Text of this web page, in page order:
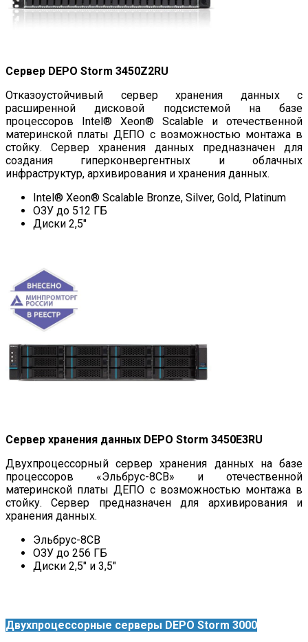
Сервер DEPO Storm 3450Z2RU
Отказоустойчивый сервер хранения данных с
расширенной дисковой подсистемой на базе
процессоров Intel® Xeon® Scalable и отечественной
материнской платы ДЕПО с возможностью монтажа в
стойку. Сервер хранения данных предназначен для
создания гиперконвергентных и облачных
инфраструктур, архивирования и хранения данных.
Intel® Xeon® Scalable Bronze, Silver, Gold, Platinum
ОЗУ до 512 ГБ
Диски 2,5″
Сервер хранения данных DEPO Storm 3450E3RU
Двухпроцессорный сервер хранения данных на базе
процессоров «Эльбрус-8СВ» и отечественной
материнской платы ДЕПО с возможностью монтажа в
стойку. Сервер предназначен для архивирования и
хранения данных.
Эльбрус-8СВ
ОЗУ до 256 ГБ
Диски 2,5″ и 3,5″
Двухпроцессорные серверы DEPO Storm 3000